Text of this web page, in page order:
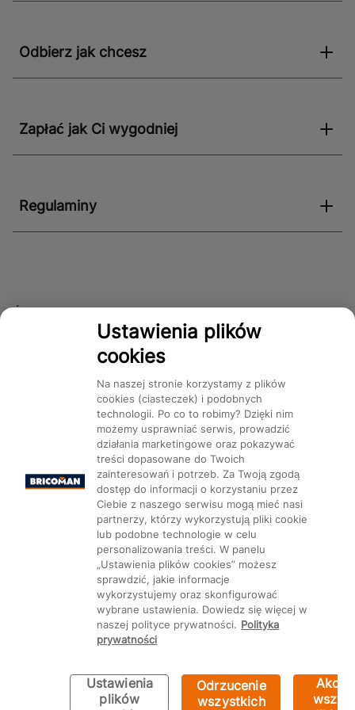
Wybierając ten produkt, zyskujesz pewność
niezawodności i trwałości na lata.
Odbierz jak chcesz
Zapłać jak Ci wygodniej
Regulaminy
Śledź nas!
Mapa Strony: Kategorie Produkty Marki CMS
Ustawienia plików cookie
Ustawienia plików
cookies
Na naszej stronie korzystamy z plików
cookies (ciasteczek) i podobnych
technologii. Po co to robimy? Dzięki nim
możemy usprawniać serwis, prowadzić
działania marketingowe oraz pokazywać
treści dopasowane do Twoich
zainteresowań i potrzeb. Za Twoją zgodą
dostęp do informacji o korzystaniu przez
Ciebie z naszego serwisu mogą mieć nasi
partnerzy, którzy wykorzystują pliki cookie
lub podobne technologie w celu
personalizowania treści. W panelu
„Ustawienia plików cookies” możesz
sprawdzić, jakie informacje
wykorzystujemy oraz skonfigurować
wybrane ustawienia. Dowiedz się więcej w
naszej polityce prywatności. Polityka
prywatności
Ustawienia
plików
Odrzucenie
wszystkich